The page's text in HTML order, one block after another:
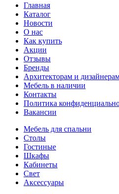
Главная
Каталог
Новости
О нас
Как купить
Акции
Отзывы
Бренды
Архитекторам и
Мебель в наличии
Контакты
Политика
Вакансии
Мебель для спальни
Столы
Гостиные
Шкафы
Кабинеты
Свет
Аксессуары